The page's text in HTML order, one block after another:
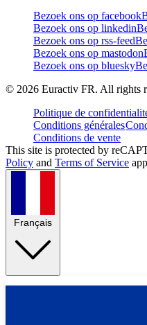
Bezoek ons op facebook
Bezoek ons op linkedin
Bezoek ons op rss-feed
Bezoek ons op mastodon
Bezoek ons op bluesky
© 2026 Euractiv FR. All rights
Politique de
Conditions générales
Conditions de vente
This site is protected by
Policy and Terms of Service
Français